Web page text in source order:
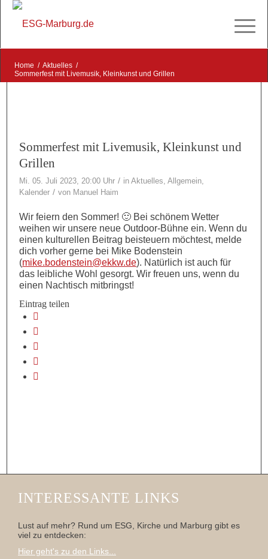
Home / Aktuelles /
Sommerfest mit Livemusik, Kleinkunst und Grillen
Sommerfest mit Livemusik, Kleinkunst und
Grillen
Mi. 05. Juli 2023, 20:00 Uhr / inAktuelles,Allgemein,
Kalender / von Manuel Haim
Wir feiern den Sommer! 🙂 Bei schönem Wetter
weihen wir unsere neue Outdoor-Bühne ein. Wenn du
einen kulturellen Beitrag beisteuern möchtest, melde
dich vorher gerne bei Mike Bodenstein
(mike.bodenstein@ekkw.de). Natürlich ist auch für
das leibliche Wohl gesorgt. Wir freuen uns, wenn du
einen Nachtisch mitbringst!
Eintrag teilen
INTERESSANTE LINKS
Lust auf mehr? Rund um ESG, Kirche und Marburg gibt es
viel zu entdecken:
Hier geht's zu den Links...